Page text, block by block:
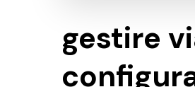
gestire